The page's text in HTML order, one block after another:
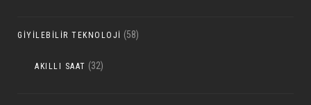
GIYILEBILIR TEKNOLOJI (58)
AKILLI SAAT (32)